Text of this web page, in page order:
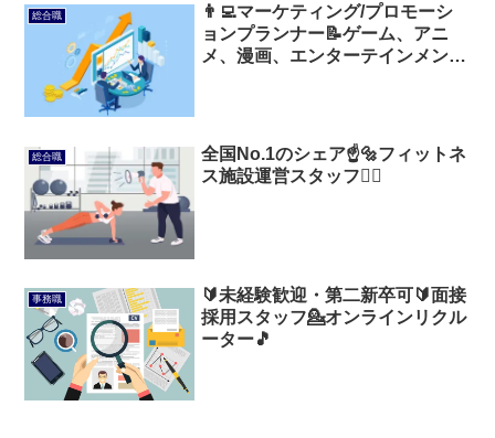
総合職
👨‍💻マーケティング/プロモーシ
ョンプランナー📝ゲーム、アニ
メ、漫画、エンターテインメント
総合職
全国No.1のシェア☝️🔩フィットネ
ス施設運営スタッフ🏊‍♂️
事務職
🔰未経験歓迎・第二新卒可🔰面接
採用スタッフ💁オンラインリクル
ーター🎵